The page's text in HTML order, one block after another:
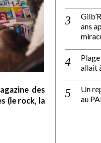
des
(le rock, la
ans
allait
Un
au